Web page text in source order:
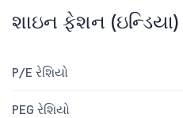
શાઇન ફેશન
P/E રેશિયો
PEG રેશિયો